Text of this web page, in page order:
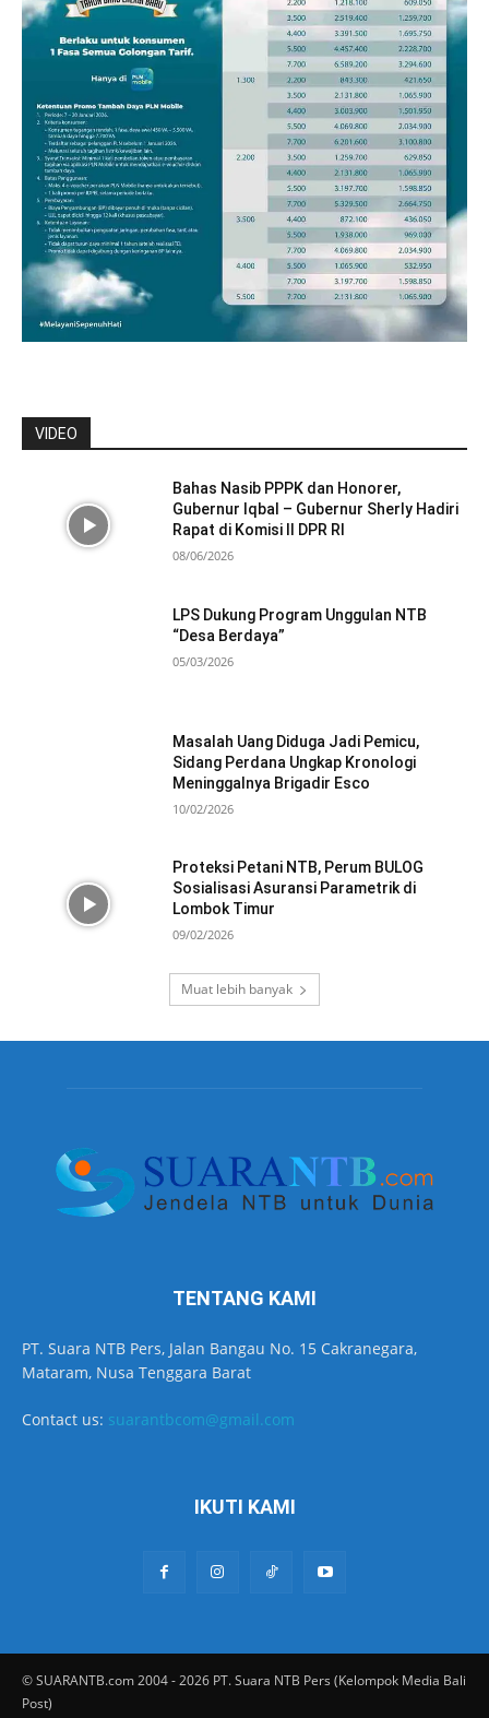
VIDEO
Bahas Nasib PPPK dan Honorer,
Gubernur Iqbal – Gubernur Sherly Hadiri
Rapat di Komisi II DPR RI
08/06/2026
LPS Dukung Program Unggulan NTB
“Desa Berdaya”
05/03/2026
Masalah Uang Diduga Jadi Pemicu,
Sidang Perdana Ungkap Kronologi
Meninggalnya Brigadir Esco
10/02/2026
Proteksi Petani NTB, Perum BULOG
Sosialisasi Asuransi Parametrik di
Lombok Timur
09/02/2026
Muat lebih banyak
TENTANG KAMI
PT. Suara NTB Pers, Jalan Bangau No. 15 Cakranegara,
Mataram, Nusa Tenggara Barat
Contact us: suarantbcom@gmail.com
IKUTI KAMI
© SUARANTB.com 2004 - 2026 PT. Suara NTB Pers (Kelompok Media Bali
Post)